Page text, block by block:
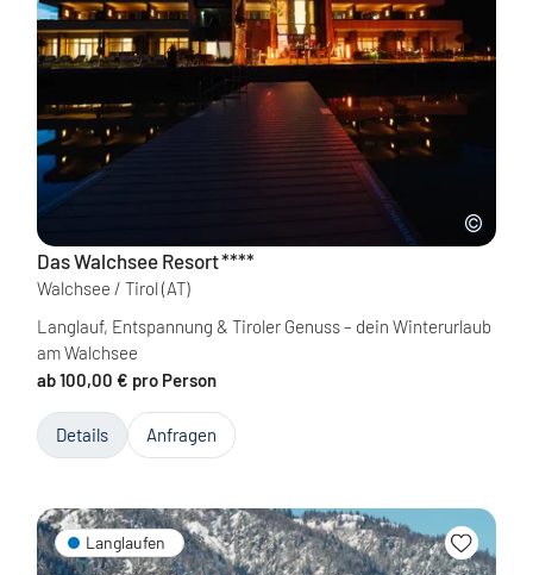
Das Walchsee Resort****
Walchsee / Tirol (AT)
Langlauf, Entspannung & Tiroler Genuss – dein Winterurlaub
am Walchsee
ab 100,00 € pro Person
Details Anfragen
Langlaufen